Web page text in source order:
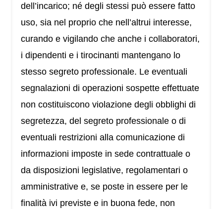
dell’incarico; né degli stessi può essere fatto
uso, sia nel proprio che nell’altrui interesse,
curando e vigilando che anche i collaboratori,
i dipendenti e i tirocinanti mantengano lo
stesso segreto professionale. Le eventuali
segnalazioni di operazioni sospette effettuate
non costituiscono violazione degli obblighi di
segretezza, del segreto professionale o di
eventuali restrizioni alla comunicazione di
informazioni imposte in sede contrattuale o
da disposizioni legislative, regolamentari o
amministrative e, se poste in essere per le
finalità ivi previste e in buona fede, non